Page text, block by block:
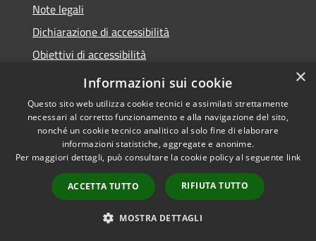
Note legali
Dichiarazione di accessibilità
Obiettivi di accessibilità
Storico Deliberazioni
Accessibilità
Copyright © 2026 • Comune di
Ittiri • Powered by
Municipium•
Accesso
redazione
×
Informazioni sui cookie
Questo sito web utilizza cookie tecnici e assimilati strettamente
necessari al corretto funzionamento e alla navigazione del sito,
nonché un cookie tecnico analitico al solo fine di elaborare
informazioni statistiche, aggregate e anonime.
Per maggiori dettagli, può consultare la cookie policy al seguente link
ACCETTA TUTTO RIFIUTA TUTTO
MOSTRA DETTAGLI